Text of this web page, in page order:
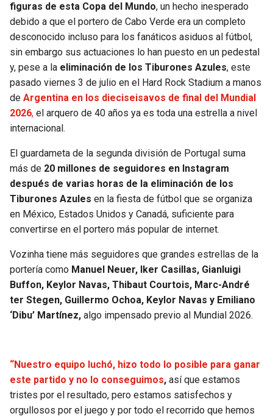
PACKERS
VIKINGS
FALCONS
PANTHERS
BUCCANEERS
TIMBERWOLVES
THUNDER
TRAIL BLAZERS
JAZZ
figuras de esta Copa del Mundo, un hecho inesperado
debido a que el portero de Cabo Verde era un completo
desconocido incluso para los fanáticos asiduos al fútbol,
sin embargo sus actuaciones lo han puesto en un pedestal
y, pese a la eliminación de los Tiburones Azules, este
pasado viernes 3 de julio en el Hard Rock Stadium a manos
de Argentina en los dieciseisavos de final del Mundial
2026, el arquero de 40 años ya es toda una estrella a nivel
internacional.
El guardameta de la segunda división de Portugal suma
más de 20 millones de seguidores en Instagram
después de varias horas de la eliminación de los
Tiburones Azules en la fiesta de fútbol que se organiza
en México, Estados Unidos y Canadá, suficiente para
convertirse en el portero más popular de internet.
Vozinha tiene más seguidores que grandes estrellas de la
portería como Manuel Neuer, Iker Casillas, Gianluigi
Buffon, Keylor Navas, Thibaut Courtois, Marc-André
ter Stegen, Guillermo Ochoa, Keylor Navas y Emiliano
‘Dibu’ Martínez, algo impensado previo al Mundial 2026.
“Nuestro equipo luchó, hizo todo lo posible para ganar
este partido y no lo conseguimos, así que estamos
tristes por el resultado, pero estamos satisfechos y
orgullosos por el juego y por todo el recorrido que hemos